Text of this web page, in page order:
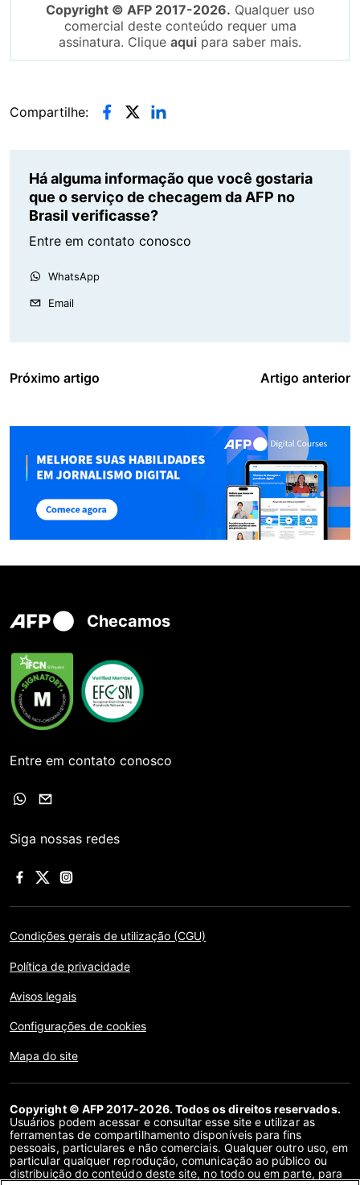
Copyright © AFP 2017-2026. Qualquer uso
comercial deste conteúdo requer uma
assinatura. Clique aqui para saber mais.
Compartilhe:
Há alguma informação que você gostaria
que o serviço de checagem da AFP no
Brasil verificasse?
Entre em contato conosco
WhatsApp
Email
Próximo artigo Artigo anterior
Checamos
Entre em contato conosco
Siga nossas redes
Condições gerais de utilização (CGU)
Política de privacidade
Avisos legais
Configurações de cookies
Mapa do site
Copyright © AFP 2017-2026. Todos os direitos reservados.
Usuários podem acessar e consultar esse site e utilizar as
ferramentas de compartilhamento disponíveis para fins
pessoais, particulares e não comerciais. Qualquer outro uso, em
particular qualquer reprodução, comunicação ao público ou
distribuição do conteúdo deste site, no todo ou em parte, para